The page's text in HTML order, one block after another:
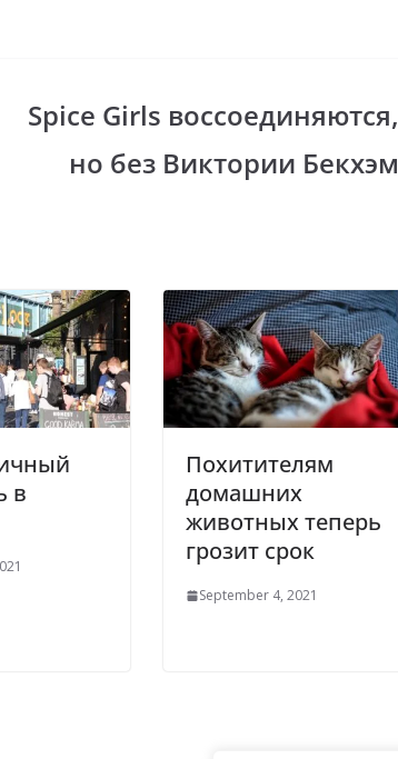
Spice Girls воссоединяются,
но без Виктории Бекхэм
в
Похитителям
домашних
животных теперь
грозит срок
September 4, 2021